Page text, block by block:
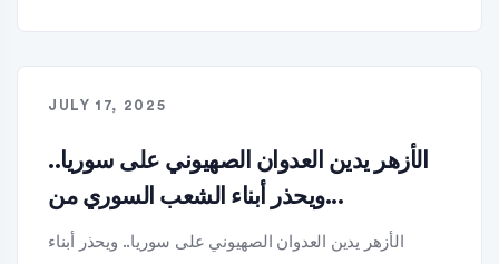
JULY 17, 2025
الأزهر يدين العدوان الصهيوني على سوريا..
ويحذر أبناء الشعب السوري من...
الأزهر يدين العدوان الصهيوني على سوريا.. ويحذر أبناء